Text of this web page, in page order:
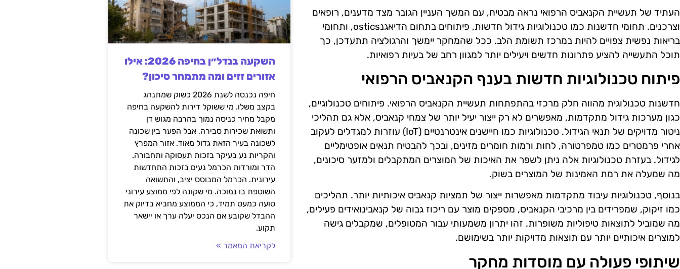
העתיד של תעשיית הקנאביס הרפואי נראה מבטיח, עם המשך העניין הגובר מצד מדענים, רופאים
וצרכנים. תחומי חדשנות כמו טכנולוגיות גידול חדשות, פיתוחים בתחום הדיאגנostics, ותחומי
בריאות נפשית צפויים להיות במרכז תשומת הלב. ככל שהמחקר יימשך והרגולציה תתעדכן, כך
תוכל התעשייה להציע פתרונות חדשים ויעילים יותר למגוון רחב של בעיות רפואיות.
פיתוח טכנולוגיות חדשות בענף הקנאביס הרפואי
חדשנות טכנולוגית מהווה חלק מרכזי בהתפתחות תעשיית הקנאביס הרפואי. פיתוחים טכנולוגיים,
כגון מערכות גידול מתקדמות, מאפשרים לא רק ייצור יעיל יותר של צמחי קנאביס, אלא גם תהליכי
ניטור מדויקים של תנאי הגידול. טכנולוגיות כמו חיישנים אינטרנטיים (IoT) עוזרות למגדלים לעקוב
אחרי פרמטרים כמו טמפרטורה, לחות ורמות חומרים מזינים, ובכך להבטיח תנאים אופטימליים
לגידול. בעזרת טכנולוגיות אלה ניתן לשפר את האיכות של המוצרים המתקבלים ולמזער סיכונים,
מה שמעלה את רמת האמינות של המוצרים בשוק.
בנוסף, טכנולוגיות עיבוד מתקדמות מאפשרות ייצור של תמציות קנאביס איכותיות יותר. תהליכים
כמו זיקוק, שמפרידים בין מרכיבי הקנאביס, מספקים מוצר עם ריכוז גבוה של קנאבינואידים פעילים,
מה שמוביל לתוצאות טיפוליות משופרות. זהו יתרון משמעותי עבור המטופלים, שמקבלים גישה
למוצרים איכותיים יותר עם תוצאות מדויקות יותר בשימושם.
שיתופי פעולה עם מוסדות מחקר
השקעה בנדל״ן בחיפה 2026: אילו
אזורים זזים ומה מתמחר סיכון?
חיפה נכנסה לשנת 2026 כשוק שמתנהג
בקצב משלו. מי ששוקל דירות להשקעה בחיפה
מקבל מחיר כניסה נמוך בהרבה מגוש דן
ותשואת שכירות סבירה, אבל הפער בין שכונה
לשכונה בעיר הזאת גדול מאוד. אזור המפרץ
והקריות נע בעיקר בזכות תעסוקה ותחבורה.
הדר ומורדות הכרמל נעים בזכות התחדשות
עירונית. הכרמל המבוסס יציב, והתשואה
השוטפת בו נמוכה. מי שקונה לפי ממוצע עירוני
טועה כמעט תמיד, כי הממוצע מחביא בדיוק את
ההבדל שקובע אם הנכס יעלה ערך או יישאר
תקוע.
לקריאת המאמר »